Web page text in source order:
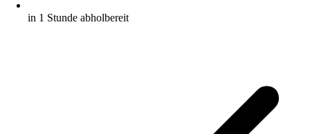
in 1 Stunde abholbereit